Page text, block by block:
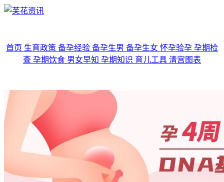
首页 生育政策 备孕经验 备孕生男 备孕生女 怀孕验孕 孕期检
查 孕期饮食 男女早知 孕期知识 育儿工具 清宫图表